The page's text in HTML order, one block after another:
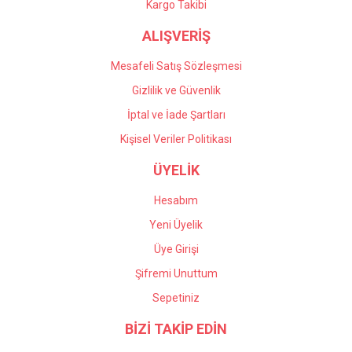
Kargo Takibi
ALIŞVERİŞ
Mesafeli Satış Sözleşmesi
Gizlilik ve Güvenlik
İptal ve İade Şartları
Kişisel Veriler Politikası
ÜYELİK
Hesabım
Yeni Üyelik
Üye Girişi
Şifremi Unuttum
Sepetiniz
BİZİ TAKİP EDİN